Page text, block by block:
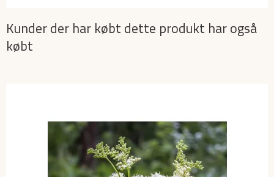
Kunder der har købt dette produkt har også
købt